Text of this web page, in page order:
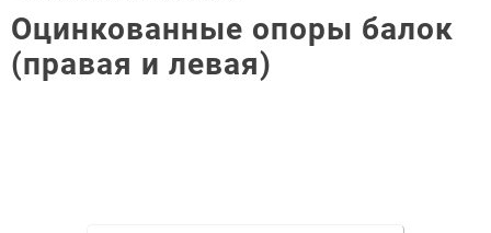
Оцинкованные опоры балок
(правая и левая)